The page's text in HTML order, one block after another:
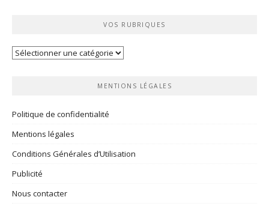
VOS RUBRIQUES
Vos
MENTIONS LÉGALES
Politique de confidentialité
Mentions légales
Conditions Générales d’Utilisation
Publicité
Nous contacter